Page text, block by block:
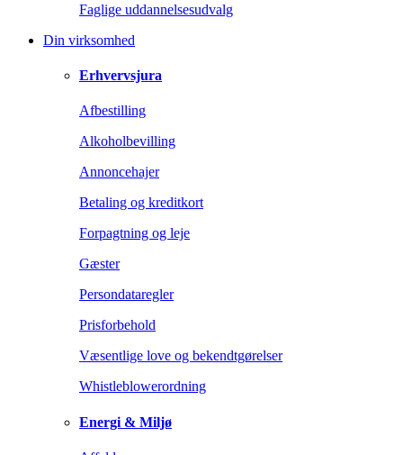
Faglige uddannelsesudvalg
Din virksomhed
Erhvervsjura
Afbestilling
Alkoholbevilling
Annoncehajer
Betaling og kreditkort
Forpagtning og leje
Gæster
Persondataregler
Prisforbehold
Væsentlige love og bekendtgørelser
Whistleblowerordning
Energi & Miljø